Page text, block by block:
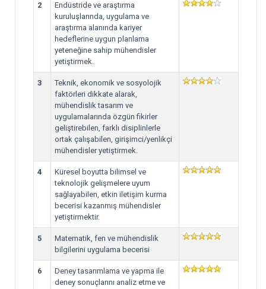
2
Endüstride ve araştırma
kuruluşlarında, uygulama ve
araştırma alanında kariyer
hedeflerine uygun planlama
yeteneğine sahip mühendisler
yetiştirmek.
3
Teknik, ekonomik ve sosyolojik
faktörleri dikkate alarak,
mühendislik tasarım ve
uygulamalarında özgün fikirler
geliştirebilen, farklı disiplinlerle
ortak çalışabilen, girişimci/yenlikçi
mühendisler yetiştirmek.
4
Küresel boyutta bilimsel ve
teknolojik gelişmelere uyum
sağlayabilen, etkin iletişim kurma
becerisi kazanmış mühendisler
yetiştirmektir.
5
Matematik, fen ve mühendislik
bilgilerini uygulama becerisi
6
Deney tasarımlama ve yapma ile
deney sonuçlarını analiz etme ve